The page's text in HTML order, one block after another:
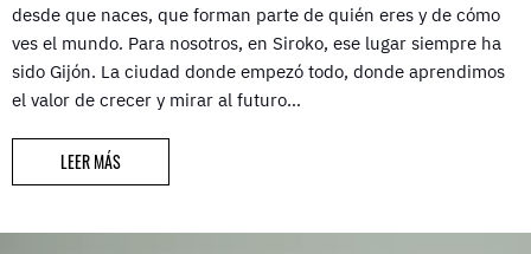
desde que naces, que forman parte de quién eres y de cómo
ves el mundo. Para nosotros, en Siroko, ese lugar siempre ha
sido Gijón. La ciudad donde empezó todo, donde aprendimos
el valor de crecer y mirar al futuro…
LEER MÁS